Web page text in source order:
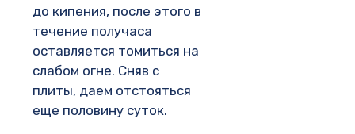
до кипения, после этого в
течение получаса
оставляется томиться на
слабом огне. Сняв с
плиты, даем отстояться
еще половину суток.